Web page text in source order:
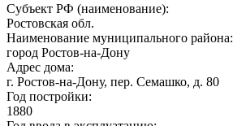
Субъект РФ (наименование):
Ростовская обл.
Наименование муниципального района:
город Ростов-на-Дону
Адрес дома:
г. Ростов-на-Дону, пер. Семашко, д. 80
Год постройки:
1880